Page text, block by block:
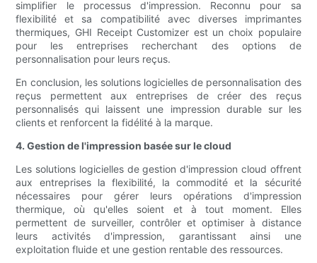
simplifier le processus d'impression. Reconnu pour sa
flexibilité et sa compatibilité avec diverses imprimantes
thermiques, GHI Receipt Customizer est un choix populaire
pour les entreprises recherchant des options de
personnalisation pour leurs reçus.
En conclusion, les solutions logicielles de personnalisation des
reçus permettent aux entreprises de créer des reçus
personnalisés qui laissent une impression durable sur les
clients et renforcent la fidélité à la marque.
4. Gestion de l'impression basée sur le cloud
Les solutions logicielles de gestion d'impression cloud offrent
aux entreprises la flexibilité, la commodité et la sécurité
nécessaires pour gérer leurs opérations d'impression
thermique, où qu'elles soient et à tout moment. Elles
permettent de surveiller, contrôler et optimiser à distance
leurs activités d'impression, garantissant ainsi une
exploitation fluide et une gestion rentable des ressources.